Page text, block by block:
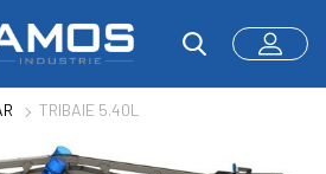
TRIBAIE 5.40L